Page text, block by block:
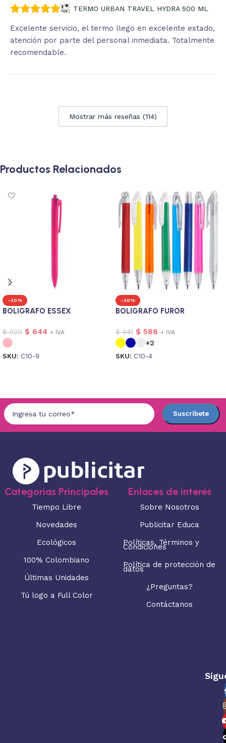
TERMO URBAN TRAVEL HYDRA 500 ML
Excelente servicio, el termo llego en excelente estado,
atención por parte del personal inmediata. Totalmente
recomendable.
Mostrar más reseñas (114)
Productos Relacionados
-30%
BOLIGRAFO ESSEX
$920 $ 644 + IVA
SKU: C10-9
-30%
BOLIGRAFO FUROR
$841 $ 588 + IVA
+2
SKU: C10-4
Categorias Principales
Tiempo Libre
Novedades
Ecológicos
100% Colombiano
Últimas Unidades
Tú logo a Full Color
Enlaces de interés
Sobre Nosotros
Publicitar Educa
Políticas, Términos y
Condiciones
Política de protección de
datos
¿Preguntas?
Contáctanos